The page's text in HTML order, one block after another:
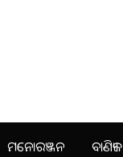
ମନୋରଞ୍ଜନ ବାଣିଜ୍ୟ